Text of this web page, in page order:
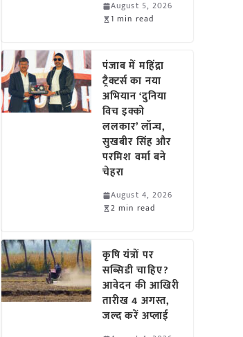
August 5, 2026
1 min read
पंजाब में महिंद्रा
ट्रैक्टर्स का नया
अभियान ‘दुनिया
विच इक्को
ललकार’ लॉन्च,
सुखबीर सिंह और
परमिश वर्मा बने
चेहरा
August 4, 2026
2 min read
कृषि यंत्रों पर
सब्सिडी चाहिए?
आवेदन की आखिरी
तारीख 4 अगस्त,
जल्द करें अप्लाई